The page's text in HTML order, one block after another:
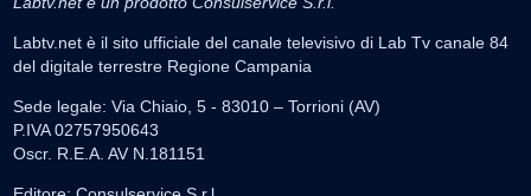
Labtv.net è il sito ufficiale del canale televisivo di Lab Tv canale 84
del digitale terrestre Regione Campania
Sede legale: Via Chiaio, 5 - 83010 – Torrioni (AV)
P.IVA 02757950643
Oscr. R.E.A. AV N.181151